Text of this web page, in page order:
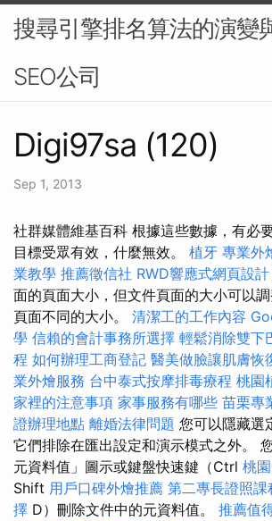
搜尋引擎排名算法的演變
SEO公司
Digi97sa (120)
Sep 1, 2013
社群媒體維基百科 根據這些數據，有必
目標受眾有效，什麼無效。 植牙 專業外
業教學 推薦徵信社 RWD響應式網頁設計
面的頁面大小，但文件頁面的大小可以
頁面不同的大小。 清潔工的工作內容
學 信賴的會計事務所選擇 輕鬆消除雙下
程 如何辦理工商登記 醫美做臉讓肌膚恢
業外燴服務 台中泰式按摩排毒療程 桃園
家裡的注意事項 家事服務有哪些 苗栗專
證辦理地點 離婚法律問題 您可以隱藏選
它們排除在匯出設定和演示模式之外。
元資料值」圖示或鍵盤快速鍵（Ctrl 桃
Shift 用戶口碑外燴推薦 第二專長證照課
擇 D）刪除文件中的元資料值。 推薦值